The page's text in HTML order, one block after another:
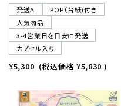
発送A
POP（台紙)付き
人気商品
3-4営業日を目安に発送
カプセル入り
¥5,300 (税込価格 ¥5,830 )